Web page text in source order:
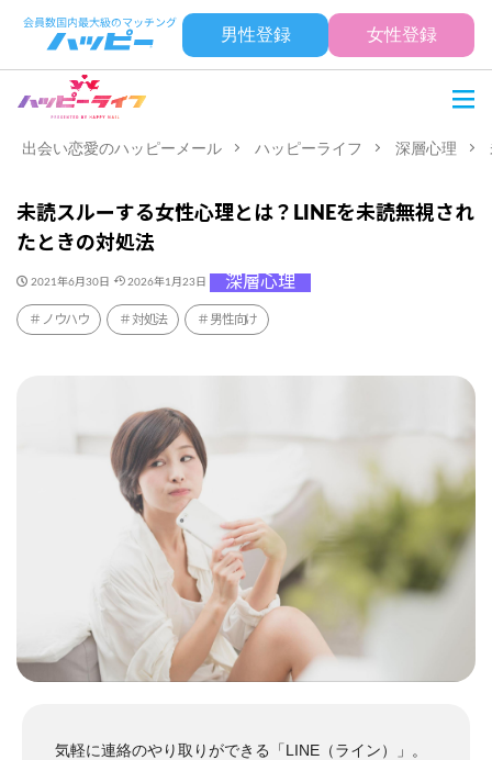
男性登録 女性登録
出会い恋愛のハッピーメール ハッピーライフ 深層心理
未読スルーする女性心理とは？LINEを未読無視され
たときの対処法
2021年6月30日 2026年1月23日 深層心理
ノウハウ 対処法 男性向け
気軽に連絡のやり取りができる「LINE（ライン）」。